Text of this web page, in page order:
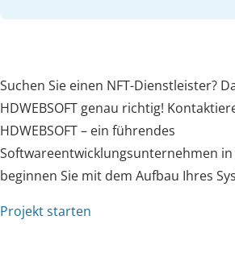
Suchen Sie einen NFT-Dienstleister?
HDWEBSOFT genau richtig!
HDWEBSOFT – ein führendes
Softwareentwicklungsunternehmen
beginnen Sie mit dem Aufbau Ihres
Projekt starten